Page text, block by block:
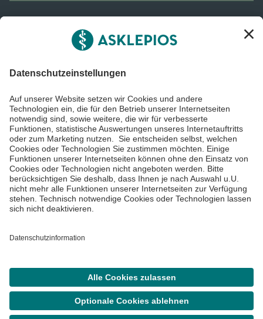
Informiert bleiben
Impressum
Datenschutzinformationen
Barrierefreiheit
©Asklepios Kliniken GmbH & Co. KGaA 2026